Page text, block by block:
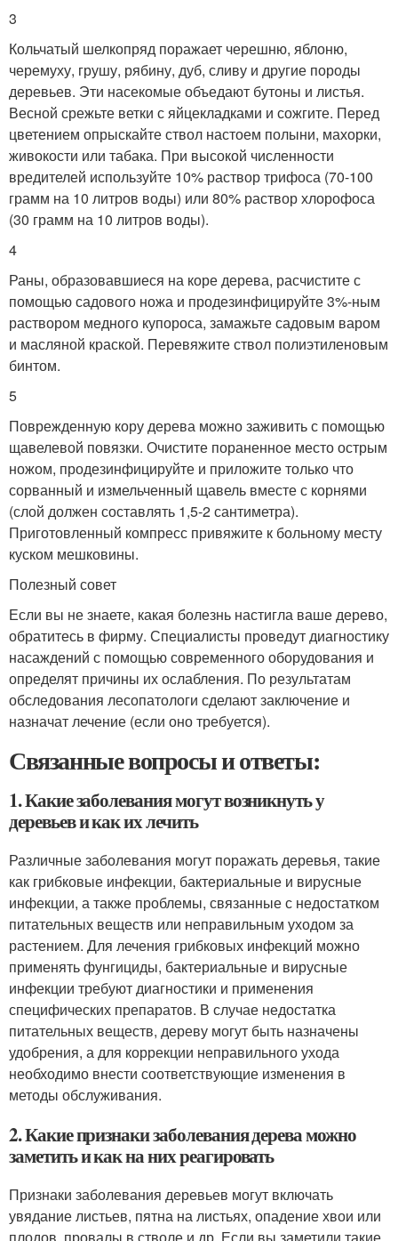
3
Кольчатый шелкопряд поражает черешню, яблоню,
черемуху, грушу, рябину, дуб, сливу и другие породы
деревьев. Эти насекомые объедают бутоны и листья.
Весной срежьте ветки с яйцекладками и сожгите. Перед
цветением опрыскайте ствол настоем полыни, махорки,
живокости или табака. При высокой численности
вредителей используйте 10% раствор трифоса (70-100
грамм на 10 литров воды) или 80% раствор хлорофоса
(30 грамм на 10 литров воды).
4
Раны, образовавшиеся на коре дерева, расчистите с
помощью садового ножа и продезинфицируйте 3%-ным
раствором медного купороса, замажьте садовым варом
и масляной краской. Перевяжите ствол полиэтиленовым
бинтом.
5
Поврежденную кору дерева можно заживить с помощью
щавелевой повязки. Очистите пораненное место острым
ножом, продезинфицируйте и приложите только что
сорванный и измельченный щавель вместе с корнями
(слой должен составлять 1,5-2 сантиметра).
Приготовленный компресс привяжите к больному месту
куском мешковины.
Полезный совет
Если вы не знаете, какая болезнь настигла ваше дерево,
обратитесь в фирму. Специалисты проведут диагностику
насаждений с помощью современного оборудования и
определят причины их ослабления. По результатам
обследования лесопатологи сделают заключение и
назначат лечение (если оно требуется).
Связанные вопросы и ответы:
1. Какие заболевания могут возникнуть у
деревьев и как их лечить
Различные заболевания могут поражать деревья, такие
как грибковые инфекции, бактериальные и вирусные
инфекции, а также проблемы, связанные с недостатком
питательных веществ или неправильным уходом за
растением. Для лечения грибковых инфекций можно
применять фунгициды, бактериальные и вирусные
инфекции требуют диагностики и применения
специфических препаратов. В случае недостатка
питательных веществ, дереву могут быть назначены
удобрения, а для коррекции неправильного ухода
необходимо внести соответствующие изменения в
методы обслуживания.
2. Какие признаки заболевания дерева можно
заметить и как на них реагировать
Признаки заболевания деревьев могут включать
увядание листьев, пятна на листьях, опадение хвои или